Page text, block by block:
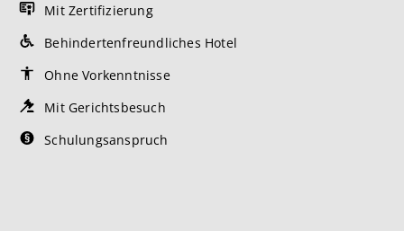
Mit Zertifizierung
Behindertenfreundliches Hotel
Ohne Vorkenntnisse
Mit Gerichtsbesuch
Schulungsanspruch